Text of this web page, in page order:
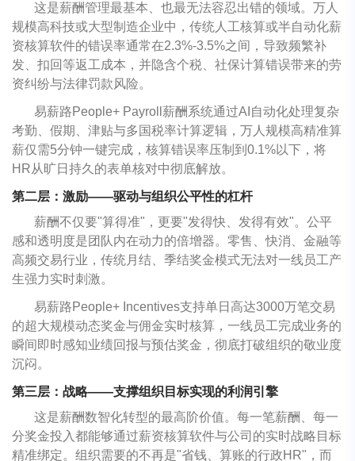
这是薪酬管理最基本、也最无法容忍出错的领域。万人
规模高科技或大型制造企业中，传统人工核算或半自动化薪
资核算软件的错误率通常在2.3%-3.5%之间，导致频繁补
发、扣回等返工成本，并隐含个税、社保计算错误带来的劳
资纠纷与法律罚款风险。
易薪路People+ Payroll薪酬系统通过AI自动化处理复杂
考勤、假期、津贴与多国税率计算逻辑，万人规模高精准算
薪仅需5分钟一键完成，核算错误率压制到0.1%以下，将
HR从旷日持久的表单核对中彻底解放。
第二层：激励——驱动与组织公平性的杠杆
薪酬不仅要"算得准"，更要"发得快、发得有效"。公平
感和透明度是团队内在动力的倍增器。零售、快消、金融等
高频交易行业，传统月结、季结奖金模式无法对一线员工产
生强力实时刺激。
易薪路People+ Incentives支持单日高达3000万笔交易
的超大规模动态奖金与佣金实时核算，一线员工完成业务的
瞬间即时感知业绩回报与预估奖金，彻底打破组织的敬业度
沉闷。
第三层：战略——支撑组织目标实现的利润引擎
这是薪酬数智化转型的最高阶价值。每一笔薪酬、每一
分奖金投入都能够通过薪资核算软件与公司的实时战略目标
精准绑定。组织需要的不再是"省钱、算账的行政HR"，而